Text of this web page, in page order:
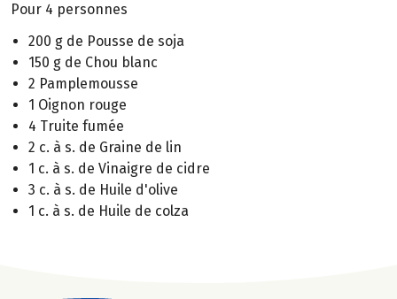
Pour 4 personnes
200 g de Pousse de soja
150 g de Chou blanc
2 Pamplemousse
1 Oignon rouge
4 Truite fumée
2 c. à s. de Graine de lin
1 c. à s. de Vinaigre de cidre
3 c. à s. de Huile d'olive
1 c. à s. de Huile de colza